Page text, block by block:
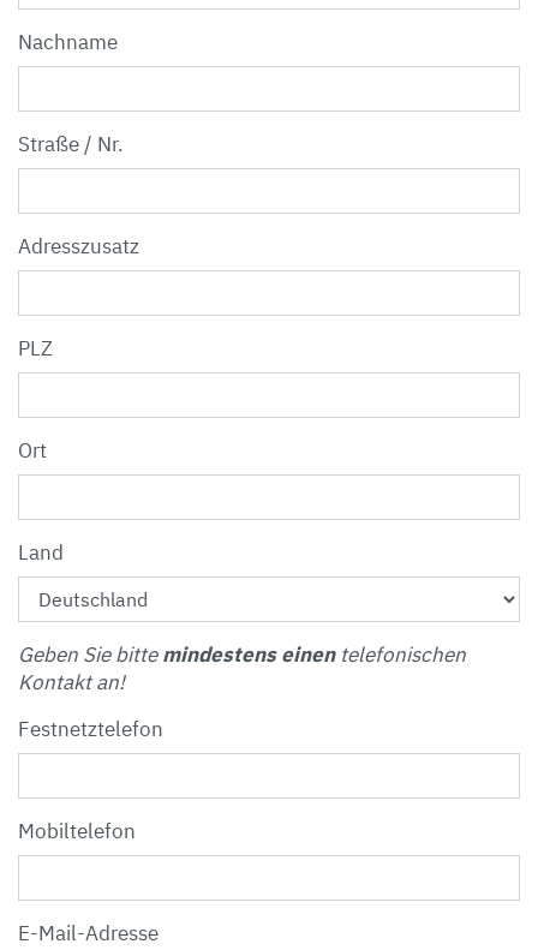
Nachname
Straße / Nr.
Adresszusatz
PLZ
Ort
Land
Geben Sie bittemindestens einentelefonischen
Kontakt an!
Festnetztelefon
Mobiltelefon
E-Mail-Adresse